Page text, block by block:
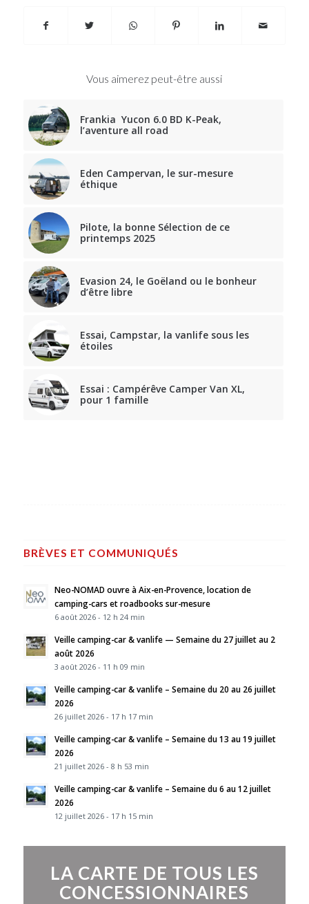
Vous aimerez peut-être aussi
Frankia Yucon 6.0 BD K-Peak,
l’aventure all road
Eden Campervan, le sur-mesure
éthique
Pilote, la bonne Sélection de ce
printemps 2025
Evasion 24, le Goëland ou le bonheur
d’être libre
Essai, Campstar, la vanlife sous les
étoiles
Essai : Campérêve Camper Van XL,
pour 1 famille
BRÈVES ET COMMUNIQUÉS
Neo-NOMAD ouvre à Aix-en-Provence, location de
camping-cars et roadbooks sur-mesure
6 août 2026 - 12 h 24 min
Veille camping-car & vanlife — Semaine du 27 juillet au 2
août 2026
3 août 2026 - 11 h 09 min
Veille camping-car & vanlife – Semaine du 20 au 26 juillet
2026
26 juillet 2026 - 17 h 17 min
Veille camping-car & vanlife – Semaine du 13 au 19 juillet
2026
21 juillet 2026 - 8 h 53 min
Veille camping-car & vanlife – Semaine du 6 au 12 juillet
2026
12 juillet 2026 - 17 h 15 min
LA CARTE DE TOUS LES
CONCESSIONNAIRES